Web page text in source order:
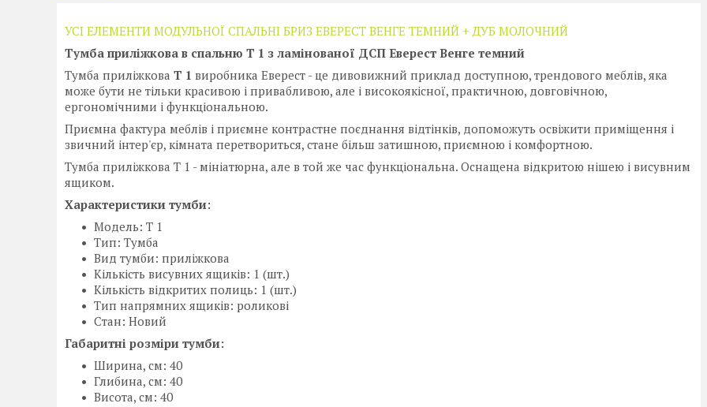
УСІ ЕЛЕМЕНТИ МОДУЛЬНОЇ СПАЛЬНІ БРИЗ ЕВЕРЕСТ ВЕНГЕ ТЕМНИЙ + ДУБ МОЛОЧНИЙ
Тумба приліжкова в спальню Т 1 з ламінованої ДСП Еверест Венге темний
Тумба приліжкова Т 1 виробника Еверест - це дивовижний приклад доступною, трендового меблів, яка
може бути не тільки красивою і привабливою, але і високоякісної, практичною, довговічною,
ергономічними і функціональною.
Приємна фактура меблів і приємне контрастне поєднання відтінків, допоможуть освіжити приміщення і
звичний інтер'єр, кімната перетвориться, стане більш затишною, приємною і комфортною.
Тумба приліжкова Т 1 - мініатюрна, але в той же час функціональна. Оснащена відкритою нішею і висувним
ящиком.
Характеристики тумби:
Модель: Т 1
Тип: Тумба
Вид тумби: приліжкова
Кількість висувних ящиків: 1 (шт.)
Кількість відкритих полиць: 1 (шт.)
Тип напрямних ящиків: роликові
Стан: Новий
Габаритні розміри тумби:
Ширина, см: 40
Глибина, см: 40
Висота, см: 40